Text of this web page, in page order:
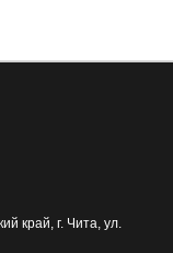
край, г. Чита, ул.